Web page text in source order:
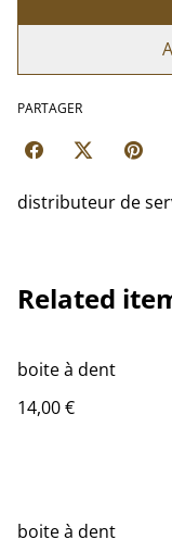
PARTAGER
distributeur de
Related
boite à dent
14,00 €
boite à dent